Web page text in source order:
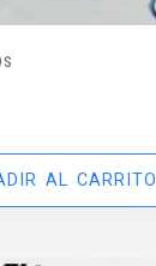
AL CARRITO